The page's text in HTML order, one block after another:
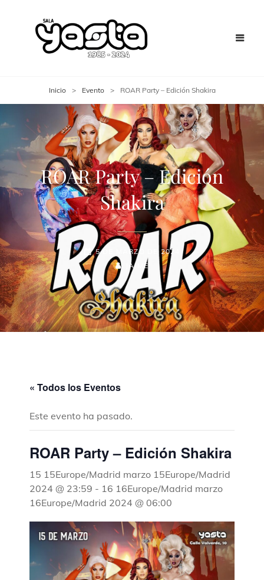
Inicio > Evento > ROAR Party – Edición Shakira
ROAR Party – Edición
Shakira
5 DE MARZO DE 2024
JAIME
« Todos los Eventos
Este evento ha pasado.
ROAR Party – Edición Shakira
15 15Europe/Madrid marzo 15Europe/Madrid
2024 @ 23:59 - 16 16Europe/Madrid marzo
16Europe/Madrid 2024 @ 06:00